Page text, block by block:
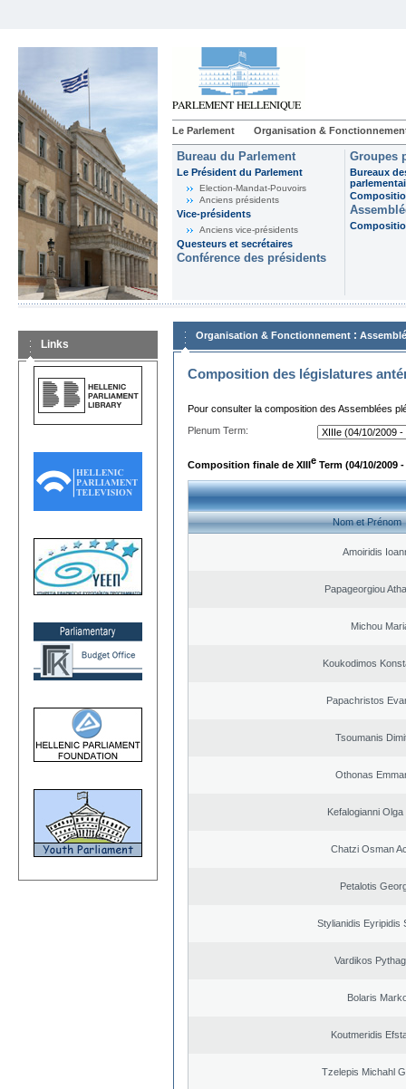
Le Parlement Organisation &
Bureau du Parlement
Le Président du Parlement
Election-Mandat-Pouvoirs
Anciens présidents
Vice-présidents
Anciens vice-présidents
Questeurs et secrétaires
Conférence des présidents
Groupes
Bureaux
Links
Organisation & Fonctionnement :
Composition des législatures
Pour consulter la composition des Assemblées
Plenum Term:
Composition finale de XIIIe Term (04/10/2009 -
Nom et Prénom
Amoiridis
Papageorgiou
Michou
Koukodimos
Papachristos
Tsoumanis
Othonas
Kefalogianni Olga
Chatzi Osman
Petalotis
Stylianidis Eyripidis
Vardikos
Bolaris
Koutmeridis
Tzelepis Michahl